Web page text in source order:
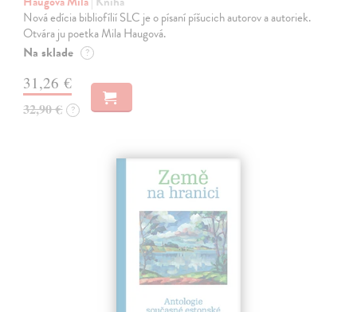
Nová edícia bibliofílií SLC je o písaní píšucich autorov a autoriek.
Otvára ju poetka Mila Haugová.
Na sklade ?
31,26 €
32,90 € ?